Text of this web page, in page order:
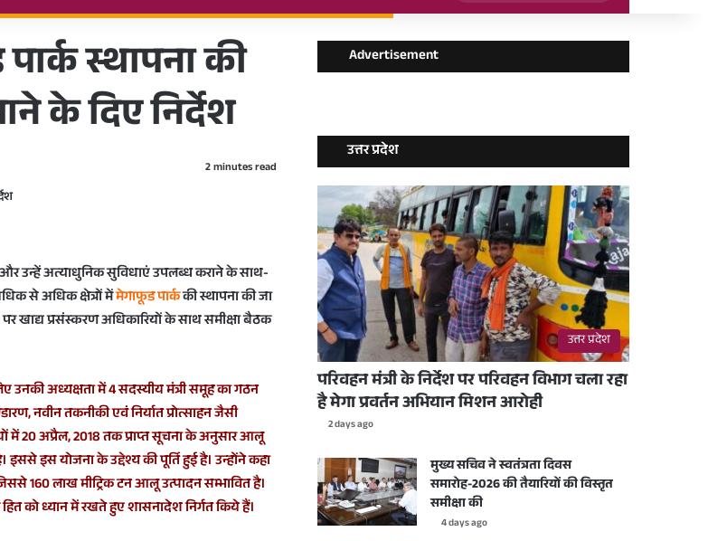
for
स्थापना की
के दिए निर्देश
2 minutes read
उन्हें अत्याधुनिक सुविधाएं उपलब्ध कराने के साथ-
से अधिक क्षेत्रों मेंमेगाफूड पार्ककी स्थापना की जा
खाद्य प्रसंस्करण अधिकारियों के साथ समीक्षा बैठक
उनकी अध्यक्षता में 4 सदस्यीय मंत्री समूह का गठन
नवीन तकनीकी एवं निर्यात प्रोत्साहन जैसी
में 20 अप्रैल, 2018 तक प्राप्त सूचना के अनुसार आलू
इस योजना के उद्देश्य की पूर्ति हुई है। उन्होंने कहा
160 लाख मीट्रिक टन आलू उत्पादन सम्भावित है।
को ध्यान में रखते हुए शासनादेश निर्गत किये हैं।
Advertisement
उत्तर प्रदेश
उत्तर प्रदेश
परिवहन मंत्री के निर्देश पर परिवहन विभाग चला रहा
है मेगा प्रवर्तन अभियान मिशन आरोही
2 days ago
मुख्य सचिव ने स्वतंत्रता दिवस
समारोह-2026 की तैयारियों की विस्तृत
समीक्षा की
4 days ago